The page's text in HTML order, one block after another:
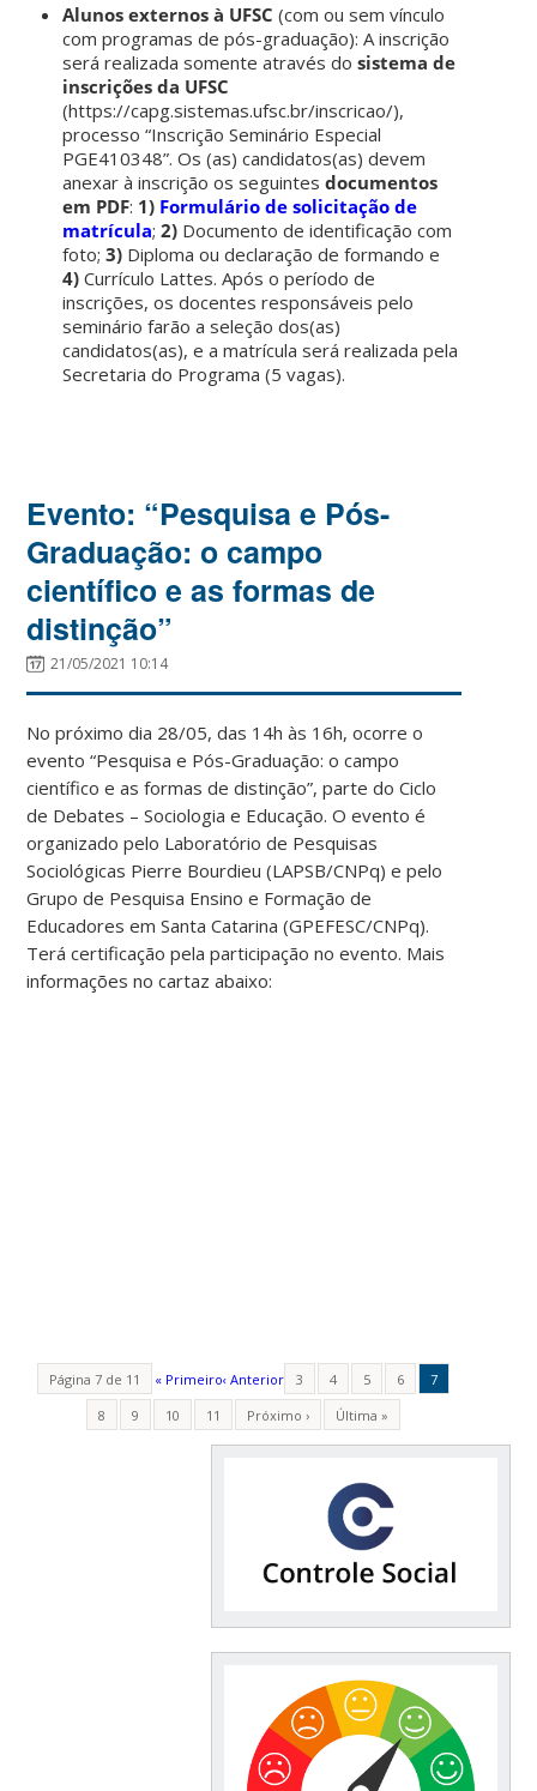
Alunos externos à UFSC (com ou sem vínculo
com programas de pós-graduação): A inscrição
será realizada somente através dosistema de
inscrições da UFSC
(https://capg.sistemas.ufsc.br/inscricao/),
processo “Inscrição Seminário Especial
PGE410348”. Os (as) candidatos(as) devem
anexar à inscrição os seguintesdocumentos
em PDF: 1) Formulário de solicitação de
matrícula;2) Documento de identificação com
foto;3) Diploma ou declaração de formando e
4) Currículo Lattes. Após o período de
inscrições, os docentes responsáveis pelo
seminário farão a seleção dos(as)
candidatos(as), e a matrícula será realizada pela
Secretaria do Programa (5 vagas).
Evento: “Pesquisa e Pós-
Graduação: o campo
científico e as formas de
distinção”
21/05/2021 10:14
No próximo dia 28/05, das 14h às 16h, ocorre o
evento “Pesquisa e Pós-Graduação: o campo
científico e as formas de distinção”, parte do Ciclo
de Debates – Sociologia e Educação. O evento é
organizado pelo Laboratório de Pesquisas
Sociológicas Pierre Bourdieu (LAPSB/CNPq) e pelo
Grupo de Pesquisa Ensino e Formação de
Educadores em Santa Catarina (GPEFESC/CNPq).
Terá certificação pela participação no evento. Mais
informações no cartaz abaixo:
Página 7 de 11 « Primeiro‹ Anterior 3 4 5 6
7
8
9 10 11 Próximo › Última »